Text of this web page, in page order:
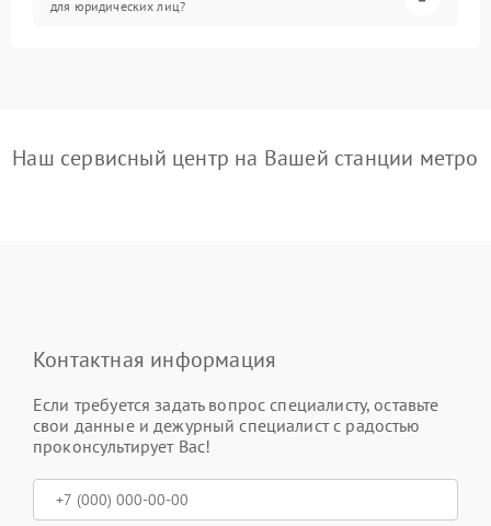
для юридических лиц?
Наш сервисный центр на Вашей станции метро
Контактная информация
Если требуется задать вопрос специалисту, оставьте
свои данные и дежурный специалист с радостью
проконсультирует Вас!